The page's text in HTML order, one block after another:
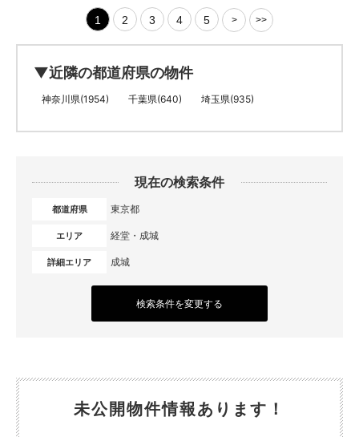
1 2 3 4 5 > >>
▼近隣の都道府県の物件
神奈川県(1954) 千葉県(640) 埼玉県(935)
現在の検索条件
都道府県 東京都
エリア 経堂・成城
詳細エリア 成城
検索条件を変更する
未公開物件情報あります！